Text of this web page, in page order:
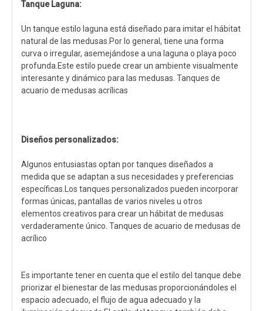
Tanque Laguna:
Un tanque estilo laguna está diseñado para imitar el hábitat
natural de las medusas.Por lo general, tiene una forma
curva o irregular, asemejándose a una laguna o playa poco
profunda.Este estilo puede crear un ambiente visualmente
interesante y dinámico para las medusas. Tanques de
acuario de medusas acrílicas
Diseños personalizados:
Algunos entusiastas optan por tanques diseñados a
medida que se adaptan a sus necesidades y preferencias
específicas.Los tanques personalizados pueden incorporar
formas únicas, pantallas de varios niveles u otros
elementos creativos para crear un hábitat de medusas
verdaderamente único. Tanques de acuario de medusas de
acrílico
Es importante tener en cuenta que el estilo del tanque debe
priorizar el bienestar de las medusas proporcionándoles el
espacio adecuado, el flujo de agua adecuado y la